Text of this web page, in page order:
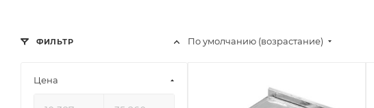
По умолчанию (возрастание)
ФИЛЬТР
Цена